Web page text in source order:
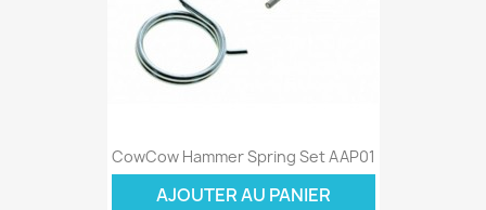
CowCow Hammer Spring Set AAP01
AJOUTER AU PANIER